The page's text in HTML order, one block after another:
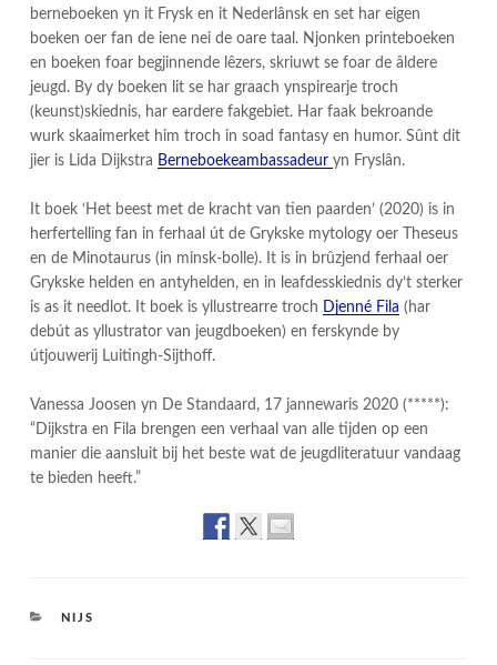
berneboeken yn it Frysk en it Nederlânsk en set har eigen
boeken oer fan de iene nei de oare taal. Njonken printeboeken
en boeken foar begjinnende lêzers, skriuwt se foar de âldere
jeugd. By dy boeken lit se har graach ynspirearje troch
(keunst)skiednis, har eardere fakgebiet. Har faak bekroande
wurk skaaimerket him troch in soad fantasy en humor. Sûnt dit
jier is Lida Dijkstra Berneboekeambassadeur yn Fryslân.
It boek ‘Het beest met de kracht van tien paarden’ (2020) is in
herfertelling fan in ferhaal út de Grykske mytology oer Theseus
en de Minotaurus (in minsk-bolle). It is in brûzjend ferhaal oer
Grykske helden en antyhelden, en in leafdesskiednis dy’t sterker
is as it needlot. It boek is yllustrearre troch
Djenné Fila (har
debút as yllustrator van jeugdboeken) en ferskynde by
útjouwerij Luitingh-Sijthoff.
Vanessa Joosen yn De Standaard, 17 jannewaris 2020 (*****):
“Dijkstra en Fila brengen een verhaal van alle tijden op een
manier die aansluit bij het beste wat de jeugdliteratuur vandaag
te bieden heeft.”
CATEGORIES
NIJS